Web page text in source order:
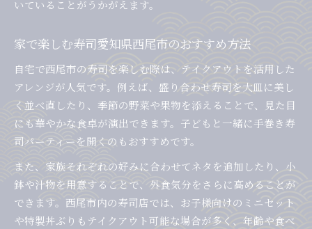
いていることがうかがえます。
家で楽しむ寿司愛知県西尾市のおすすめ方法
自宅で西尾市の寿司を楽しむ際は、テイクアウトを活用した
アレンジが人気です。例えば、盛り合わせ寿司を大皿に美し
く並べ直したり、季節の野菜や果物を添えることで、見た目
にも華やかな食卓が演出できます。子どもと一緒に手巻き寿
司パーティーを開くのもおすすめです。
また、家族それぞれの好みに合わせてネタを追加したり、小
鉢や汁物を用意することで、外食気分をさらに高めることが
できます。西尾市内の寿司店では、お子様向けのミニセット
や特製丼ぶりもテイクアウト可能な場合が多く、年齢や食べ